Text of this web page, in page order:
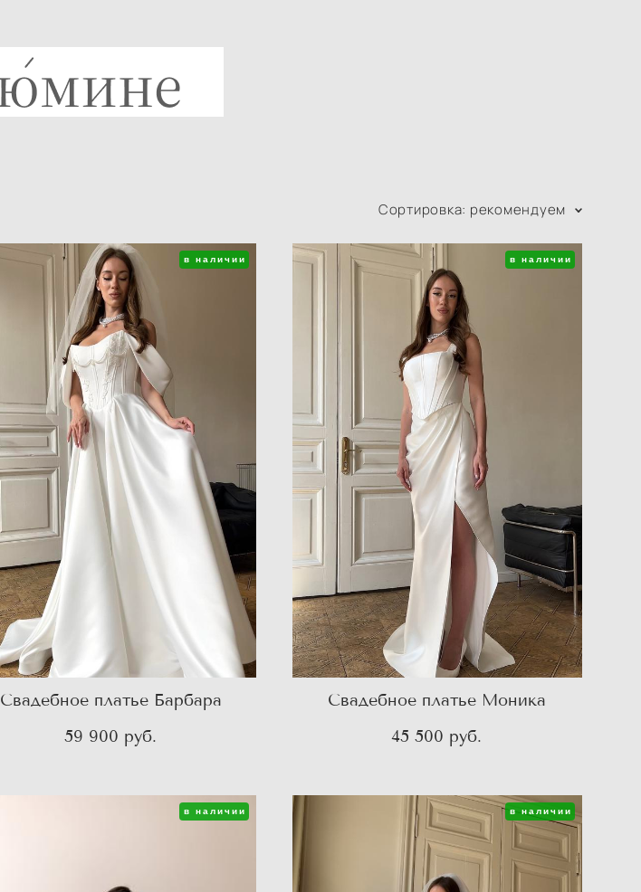
Сортировка: рекомендуем
в наличии
Свадебное платье Барбара
59 900 pуб.
в наличии
Свадебное платье Моника
45 500 pуб.
в наличии в наличии